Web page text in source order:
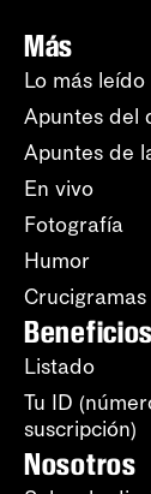
Más
Lo más leído
Apuntes del
Apuntes de
En vivo
Fotografía
Humor
Crucigramas
Beneficios
Listado
Tu ID
suscripción)
Nosotros